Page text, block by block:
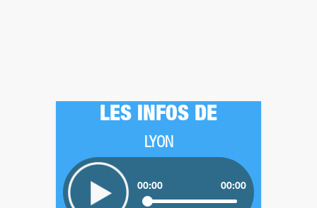
LES INFOS DE
LYON
00:00 00:00